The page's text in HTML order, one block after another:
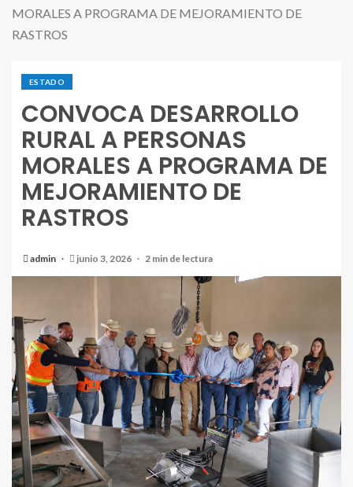
MORALES A PROGRAMA DE MEJORAMIENTO DE
RASTROS
ESTADO
CONVOCA DESARROLLO
RURAL A PERSONAS
MORALES A PROGRAMA DE
MEJORAMIENTO DE
RASTROS
admin junio 3, 2026 2 min de lectura